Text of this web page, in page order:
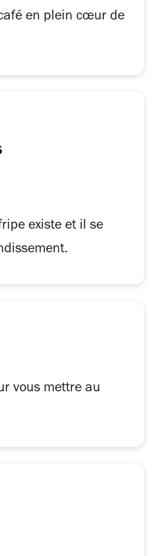
en plein cœur de
existe et il se
vous mettre au